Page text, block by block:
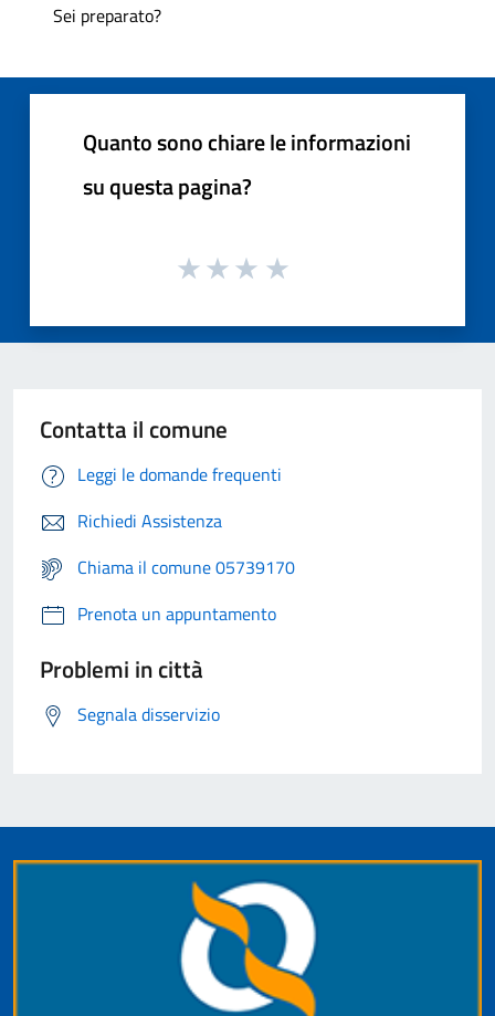
Sei preparato?
Quanto sono chiare le informazioni
su questa pagina?
Contatta il comune
Leggi le domande frequenti
Richiedi Assistenza
Chiama il comune 05739170
Prenota un appuntamento
Problemi in città
Segnala disservizio